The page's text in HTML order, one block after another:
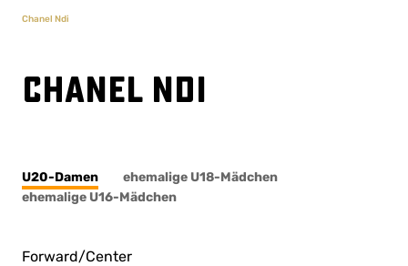
Chanel Ndi
Chanel Ndi
U20-Damen
ehemalige U18-Mädchen
ehemalige U16-Mädchen
Forward/Center